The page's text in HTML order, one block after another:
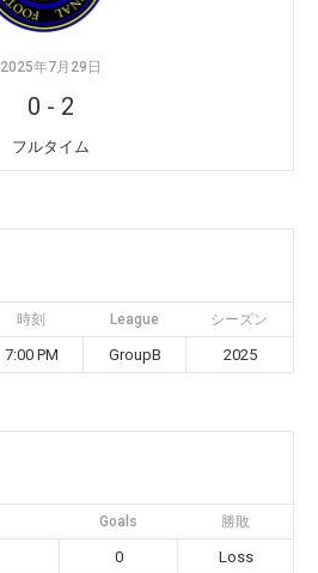
2025年7月29日
0 - 2
フルタイム
時刻 League シーズン
7:00 PM GroupB 2025
Goals 勝敗
0
Loss